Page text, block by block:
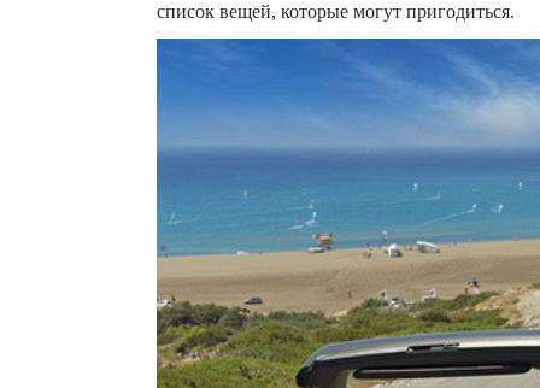
список вещей, которые могут пригодиться.